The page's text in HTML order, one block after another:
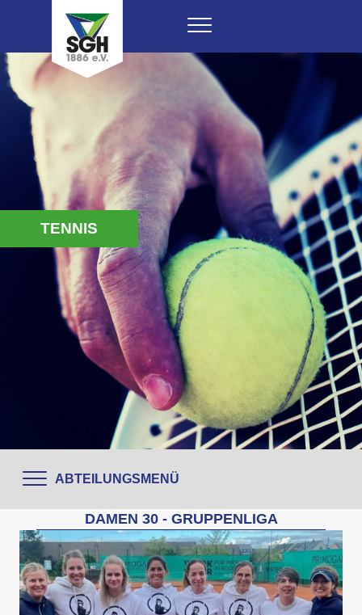
TENNIS
ABTEILUNGSMENÜ
DAMEN 30 - GRUPPENLIGA